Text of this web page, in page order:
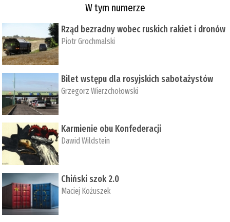
W tym numerze
Rząd bezradny wobec ruskich rakiet i dronów
Piotr Grochmalski
Bilet wstępu dla rosyjskich sabotażystów
Grzegorz Wierzchołowski
Karmienie obu Konfederacji
Dawid Wildstein
Chiński szok 2.0
Maciej Kożuszek